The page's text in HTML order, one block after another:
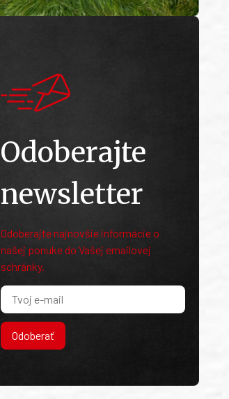
Odoberajte
newsletter
Odoberajte najnovšie informácie o
našej ponuke do Vašej emailovej
schránky.
Odoberať